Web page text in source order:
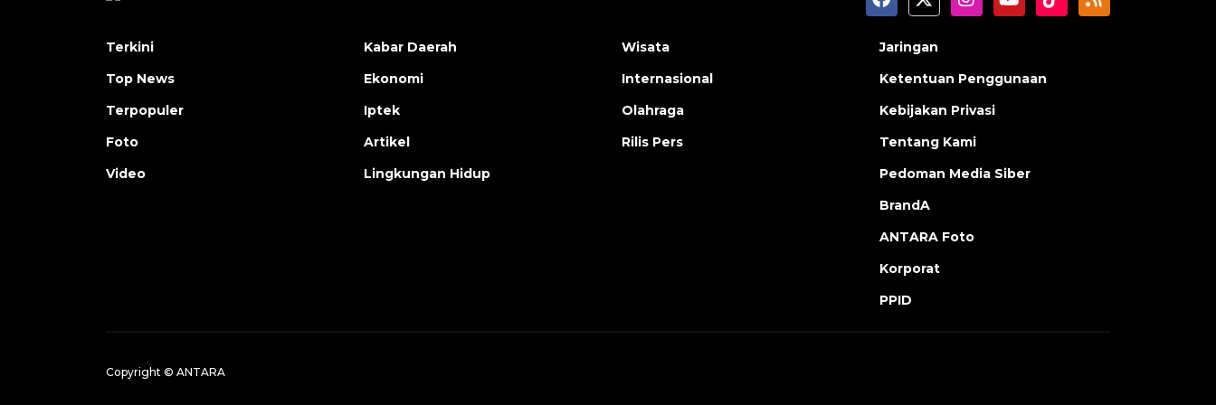
Terkini
Top News
Terpopuler
Foto
Video
Kabar Daerah
Ekonomi
Iptek
Artikel
Lingkungan Hidup
Wisata
Internasional
Olahraga
Rilis Pers
Jaringan
Ketentuan Penggunaan
Kebijakan Privasi
Tentang Kami
Pedoman Media Siber
BrandA
ANTARA Foto
Korporat
PPID
Copyright © ANTARA